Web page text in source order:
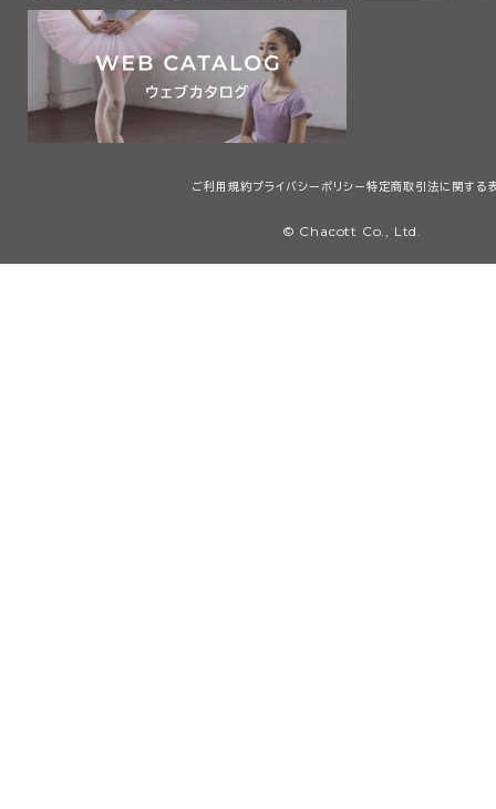
ご利用規約プライバシーポリシー 特定商取引法に関する
© Chacott Co., Ltd.